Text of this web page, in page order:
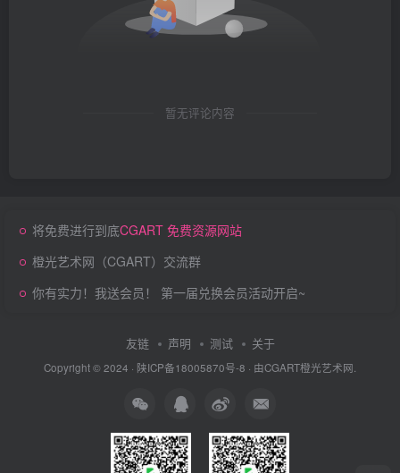
暂无评论内容
将免费进行到底CGART 免费资源网站
橙光艺术网（CGART）交流群
你有实力！我送会员！ 第一届兑换会员活动开启~
友链 声明 测试 关于
Copyright © 2024 · 陕ICP备18005870号-8 · 由CGART橙光艺术网.